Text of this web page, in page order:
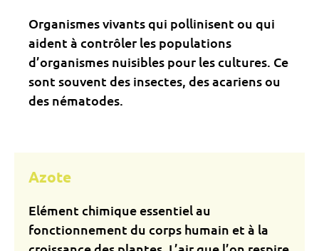
Organismes vivants qui pollinisent ou qui
aident à contrôler les populations
d’organismes nuisibles pour les cultures. Ce
sont souvent des insectes, des acariens ou
des nématodes.
Azote
Elément chimique essentiel au
fonctionnement du corps humain et à la